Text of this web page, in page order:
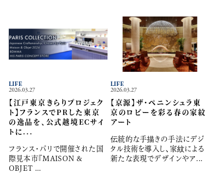
2026.03.27
【江戸東京きらりプロジェク
ト】フランスでPRした東京
の逸品を、公式越境ECサイ
トに...
フランス・パリで開催された国
際見本市『MAISON &
OBJET ...
LIFE
2026.03.27
【京源】ザ・ペニンシュラ東
京のロビーを彩る春の家紋
アート
伝統的な手描きの手法にデジ
タル技術を導入し、家紋による
新たな表現でデザインやア...
LIFE